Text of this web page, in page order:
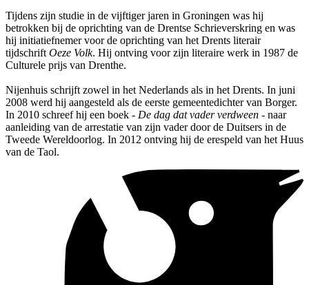
Tijdens zijn studie in de vijftiger jaren in Groningen was hij
betrokken bij de oprichting van de Drentse Schrieverskring en was
hij initiatiefnemer voor de oprichting van het Drents literair
tijdschrift Oeze Volk. Hij ontving voor zijn literaire werk in 1987 de
Culturele prijs van Drenthe.
Nijenhuis schrijft zowel in het Nederlands als in het Drents. In juni
2008 werd hij aangesteld als de eerste gemeentedichter van Borger.
In 2010 schreef hij een boek - De dag dat vader verdween - naar
aanleiding van de arrestatie van zijn vader door de Duitsers in de
Tweede Wereldoorlog. In 2012 ontving hij de erespeld van het Huus
van de Taol.